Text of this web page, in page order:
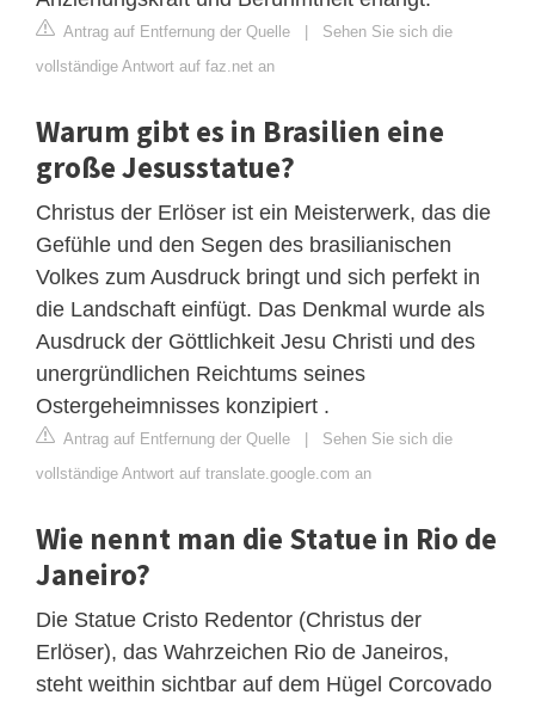
Antrag auf Entfernung der Quelle | Sehen Sie sich die
vollständige Antwort auf faz.net an
Warum gibt es in Brasilien eine
große Jesusstatue?
Christus der Erlöser ist ein Meisterwerk, das die
Gefühle und den Segen des brasilianischen
Volkes zum Ausdruck bringt und sich perfekt in
die Landschaft einfügt. Das Denkmal wurde als
Ausdruck der Göttlichkeit Jesu Christi und des
unergründlichen Reichtums seines
Ostergeheimnisses konzipiert .
Antrag auf Entfernung der Quelle | Sehen Sie sich die
vollständige Antwort auf translate.google.com an
Wie nennt man die Statue in Rio de
Janeiro?
Die Statue Cristo Redentor (Christus der
Erlöser), das Wahrzeichen Rio de Janeiros,
steht weithin sichtbar auf dem Hügel Corcovado